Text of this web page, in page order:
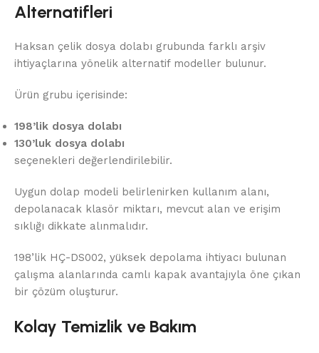
Alternatifleri
Haksan çelik dosya dolabı grubunda farklı arşiv
ihtiyaçlarına yönelik alternatif modeller bulunur.
Ürün grubu içerisinde:
198’lik dosya dolabı
130’luk dosya dolabı
seçenekleri değerlendirilebilir.
Uygun dolap modeli belirlenirken kullanım alanı,
depolanacak klasör miktarı, mevcut alan ve erişim
sıklığı dikkate alınmalıdır.
198’lik HÇ-DS002, yüksek depolama ihtiyacı bulunan
çalışma alanlarında camlı kapak avantajıyla öne çıkan
bir çözüm oluşturur.
Kolay Temizlik ve Bakım